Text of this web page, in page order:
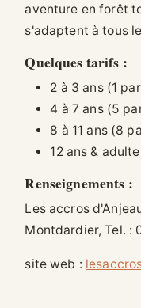
aventure en forêt
s'adaptent à tous
Quelques tarifs :
2 à 3 ans (1
4 à 7 ans (5
8 à 11 ans (8
12 ans &
Renseignements :
Les accros
Montdardier, Tel. :
site web :